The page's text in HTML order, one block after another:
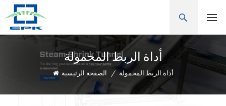
أداة الربط المحمولة
الصفحة الرئيسية / أداة الربط المحمولة